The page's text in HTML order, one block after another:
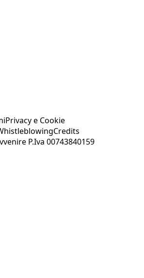
Privacy e Cookie
Credits
P.Iva 00743840159